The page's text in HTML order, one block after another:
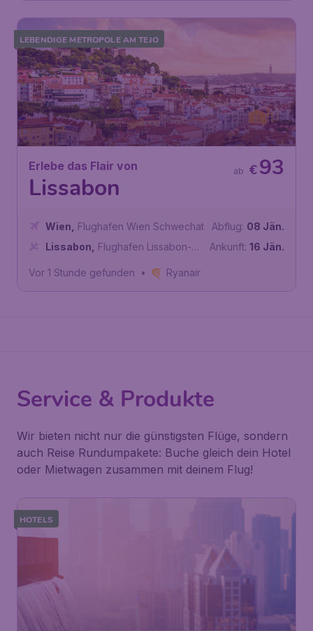
LEBENDIGE METROPOLE AM TEJO
Erlebe das Flair von
Lissabon
€93
ab
Wien
Flughafen Wien Schwechat
Lissabon
Flughafen Lissabon-
Abflug: 08 Jän.
Ankunft: 16 Jän.
Vor 1 Stunde gefunden • Ryanair
Service & Produkte
Wir bieten nicht nur die günstigsten Flüge, sondern
auch Reise Rundumpakete: Buche gleich dein Hotel
oder Mietwagen zusammen mit deinem Flug!
HOTELS